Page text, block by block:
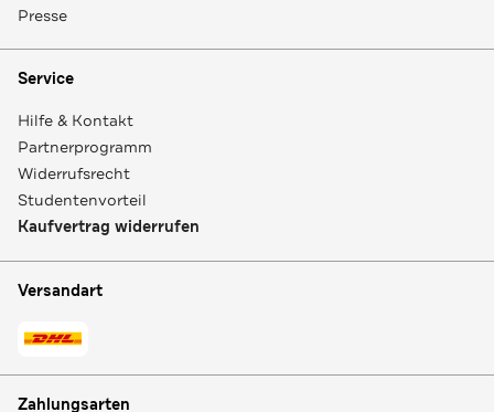
Presse
Service
Hilfe & Kontakt
Partnerprogramm
Widerrufsrecht
Studentenvorteil
Kaufvertrag widerrufen
Versandart
Zahlungsarten